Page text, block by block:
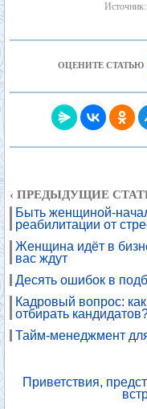
Источник:
ОЦЕНИТЕ СТАТЬЮ
‹ ПРЕДЫДУЩИЕ
Быть женщиной-
реабилитации от
Женщина идёт в
вас ждут
Десять ошибок в
Кадровый вопрос:
отбирать
Тайм-менеджмент
Приветствия,